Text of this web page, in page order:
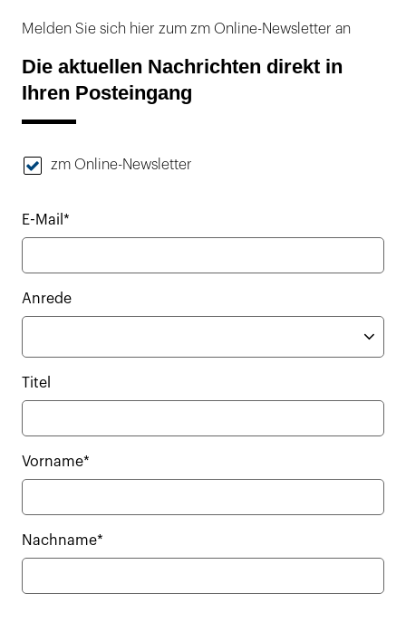
Melden Sie sich hier zum zm Online-Newsletter an
Die aktuellen Nachrichten direkt in
Ihren Posteingang
zm Online-Newsletter
E-Mail*
Anrede
Titel
Vorname*
Nachname*